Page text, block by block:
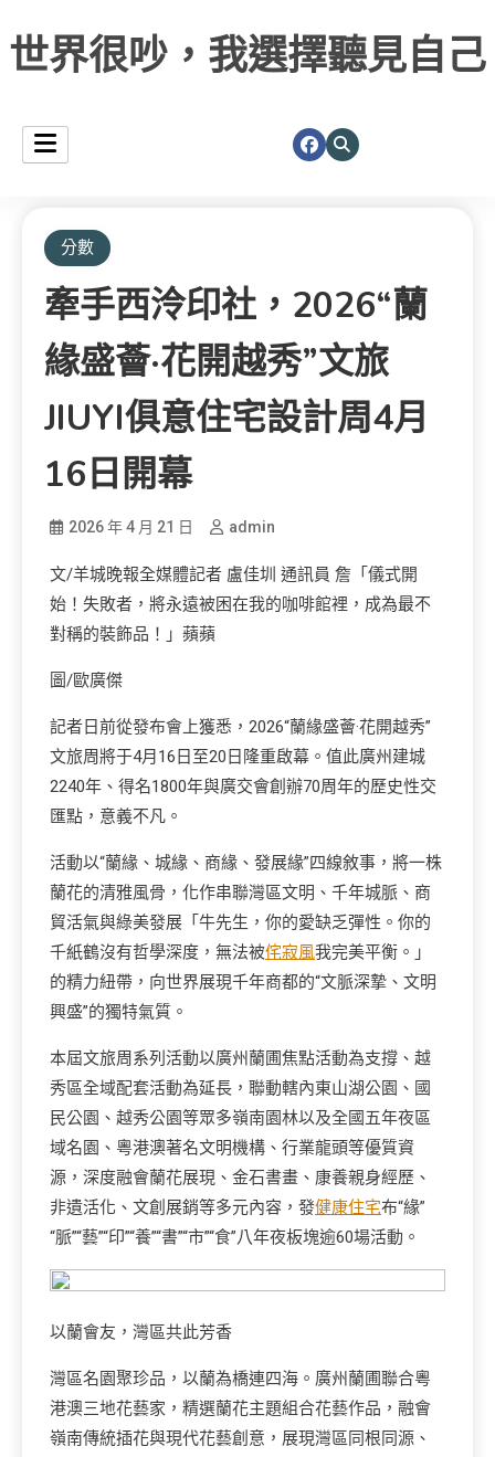
世界很吵，我選擇聽見自己
分數
牽手西泠印社，2026“蘭
緣盛薈·花開越秀”文旅
JIUYI俱意住宅設計周4月
16日開幕
2026 年 4 月 21 日 admin
文/羊城晚報全媒體記者 盧佳圳 通訊員 詹「儀式開
始！失敗者，將永遠被困在我的咖啡館裡，成為最不
對稱的裝飾品！」蘋蘋
圖/歐廣傑
記者日前從發布會上獲悉，2026“蘭緣盛薈·花開越秀”
文旅周將于4月16日至20日隆重啟幕。值此廣州建城
2240年、得名1800年與廣交會創辦70周年的歷史性交
匯點，意義不凡。
活動以“蘭緣、城緣、商緣、發展緣”四線敘事，將一株
蘭花的清雅風骨，化作串聯灣區文明、千年城脈、商
貿活氣與綠美發展「牛先生，你的愛缺乏彈性。你的
千紙鶴沒有哲學深度，無法被侘寂風我完美平衡。」
的精力紐帶，向世界展現千年商都的“文脈深摯、文明
興盛”的獨特氣質。
本屆文旅周系列活動以廣州蘭圃焦點活動為支撐、越
秀區全域配套活動為延長，聯動轄內東山湖公園、國
民公園、越秀公園等眾多嶺南園林以及全國五年夜區
域名園、粵港澳著名文明機構、行業龍頭等優質資
源，深度融會蘭花展現、金石書畫、康養親身經歷、
非遺活化、文創展銷等多元內容，發健康住宅布“緣”
“脈”“藝”“印”“養”“書”“市”“食”八年夜板塊逾60場活動。
以蘭會友，灣區共此芳香
灣區名園聚珍品，以蘭為橋連四海。廣州蘭圃聯合粵
港澳三地花藝家，精選蘭花主題組合花藝作品，融會
嶺南傳統插花與現代花藝創意，展現灣區同根同源、